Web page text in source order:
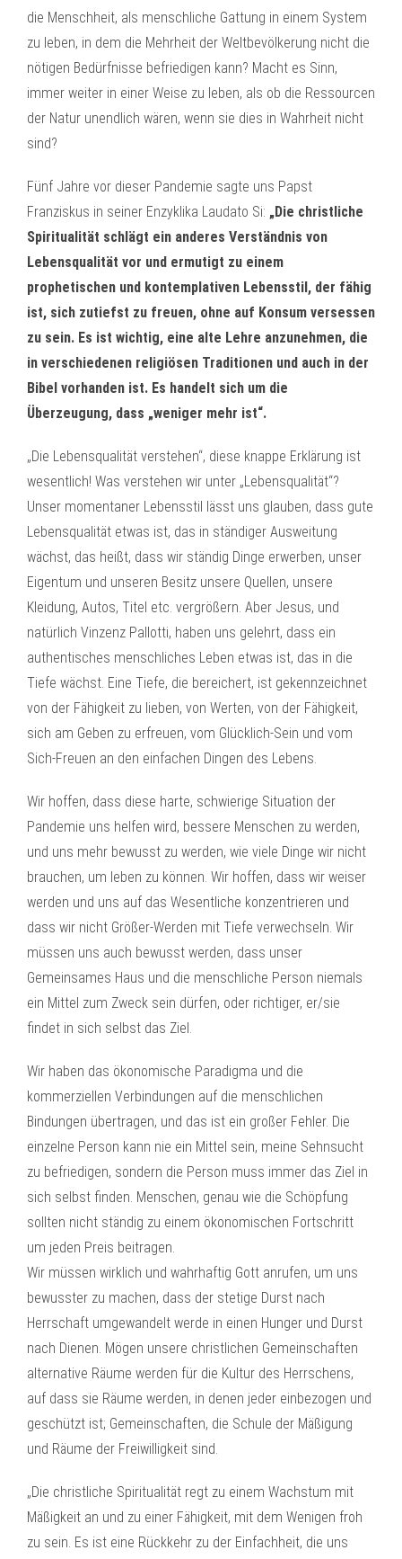
die Menschheit, als menschliche Gattung in einem System
zu leben, in dem die Mehrheit der Weltbevölkerung nicht die
nötigen Bedürfnisse befriedigen kann? Macht es Sinn,
immer weiter in einer Weise zu leben, als ob die Ressourcen
der Natur unendlich wären, wenn sie dies in Wahrheit nicht
sind?
Fünf Jahre vor dieser Pandemie sagte uns Papst
Franziskus in seiner Enzyklika Laudato Si: „Die christliche
Spiritualität schlägt ein anderes Verständnis von
Lebensqualität vor und ermutigt zu einem
prophetischen und kontemplativen Lebensstil, der fähig
ist, sich zutiefst zu freuen, ohne auf Konsum versessen
zu sein. Es ist wichtig, eine alte Lehre anzunehmen, die
in verschiedenen religiösen Traditionen und auch in der
Bibel vorhanden ist. Es handelt sich um die
Überzeugung, dass „weniger mehr ist“.
„Die Lebensqualität verstehen“, diese knappe Erklärung ist
wesentlich! Was verstehen wir unter „Lebensqualität“?
Unser momentaner Lebensstil lässt uns glauben, dass gute
Lebensqualität etwas ist, das in ständiger Ausweitung
wächst, das heißt, dass wir ständig Dinge erwerben, unser
Eigentum und unseren Besitz unsere Quellen, unsere
Kleidung, Autos, Titel etc. vergrößern. Aber Jesus, und
natürlich Vinzenz Pallotti, haben uns gelehrt, dass ein
authentisches menschliches Leben etwas ist, das in die
Tiefe wächst. Eine Tiefe, die bereichert, ist gekennzeichnet
von der Fähigkeit zu lieben, von Werten, von der Fähigkeit,
sich am Geben zu erfreuen, vom Glücklich-Sein und vom
Sich-Freuen an den einfachen Dingen des Lebens.
Wir hoffen, dass diese harte, schwierige Situation der
Pandemie uns helfen wird, bessere Menschen zu werden,
und uns mehr bewusst zu werden, wie viele Dinge wir nicht
brauchen, um leben zu können. Wir hoffen, dass wir weiser
werden und uns auf das Wesentliche konzentrieren und
dass wir nicht Größer-Werden mit Tiefe verwechseln. Wir
müssen uns auch bewusst werden, dass unser
Gemeinsames Haus und die menschliche Person niemals
ein Mittel zum Zweck sein dürfen, oder richtiger, er/sie
findet in sich selbst das Ziel.
Wir haben das ökonomische Paradigma und die
kommerziellen Verbindungen auf die menschlichen
Bindungen übertragen, und das ist ein großer Fehler. Die
einzelne Person kann nie ein Mittel sein, meine Sehnsucht
zu befriedigen, sondern die Person muss immer das Ziel in
sich selbst finden. Menschen, genau wie die Schöpfung
sollten nicht ständig zu einem ökonomischen Fortschritt
um jeden Preis beitragen.
Wir müssen wirklich und wahrhaftig Gott anrufen, um uns
bewusster zu machen, dass der stetige Durst nach
Herrschaft umgewandelt werde in einen Hunger und Durst
nach Dienen. Mögen unsere christlichen Gemeinschaften
alternative Räume werden für die Kultur des Herrschens,
auf dass sie Räume werden, in denen jeder einbezogen und
geschützt ist; Gemeinschaften, die Schule der Mäßigung
und Räume der Freiwilligkeit sind.
„Die christliche Spiritualität regt zu einem Wachstum mit
Mäßigkeit an und zu einer Fähigkeit, mit dem Wenigen froh
zu sein. Es ist eine Rückkehr zu der Einfachheit, die uns